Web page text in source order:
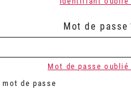
Mot de passe
mot de passe
Mot de passe oublié